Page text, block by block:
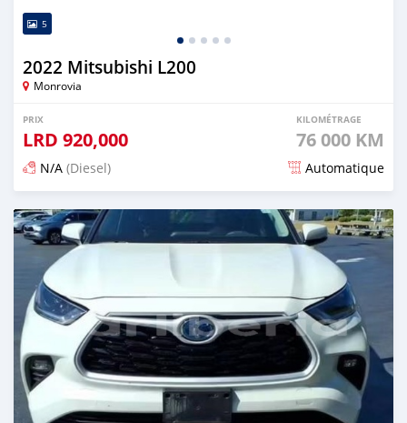
5
2022 Mitsubishi L200
Monrovia
PRIX
LRD 920,000
KILOMÉTRAGE
76 000 KM
N/A (Diesel) Automatique
Publié il y a 3 mois